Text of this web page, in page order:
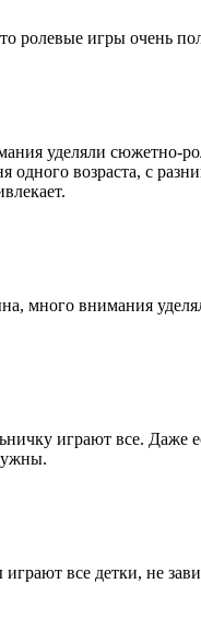
ролевые игры очень
уделяли
возраста, с
много внимания
играют все. Даже
все детки, не